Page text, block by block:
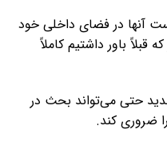
آنها در فضای داخلی خود
قبلاً باور داشتیم کاملاً
حتی می‌تواند بحث در
ضروری کند.